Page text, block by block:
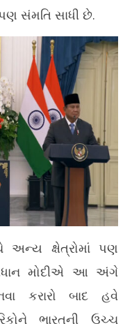
સંમતિ સાધી છે.
અન્ય ક્ષેત્રોમાં પણ
મોદીએ આ અંગે
કરારો બાદ હવે
ભારતની ઉચ્ચ